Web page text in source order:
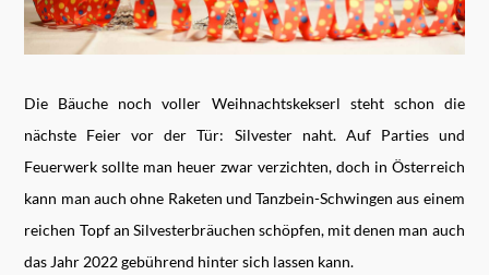
Die Bäuche noch voller Weihnachtskekserl steht schon die
nächste Feier vor der Tür: Silvester naht. Auf Parties und
Feuerwerk sollte man heuer zwar verzichten, doch in Österreich
kann man auch ohne Raketen und Tanzbein-Schwingen aus einem
reichen Topf an Silvesterbräuchen schöpfen, mit denen man auch
das Jahr 2022 gebührend hinter sich lassen kann.